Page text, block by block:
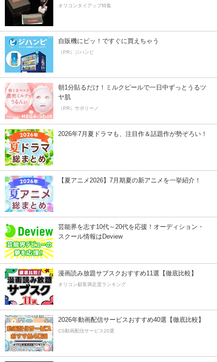
オリコンタイアップ特集
自販機にピッ！ですぐに買えちゃう
（PR）ジハンピ
朝1分貼るだけ！ミルクピールで一日中ずっとうるツ
ヤ肌
（PR）サボリーノ
2026年7月夏ドラマも、注目作＆話題作が勢ぞろい！
【夏アニメ2026】7月期夏の新アニメを一挙紹介！
芸能界を志す10代～20代を応援！オーディション・
スクール情報はDeview
漫画読み放題サブスクおすすめ11選【徹底比較】
オリコン顧客満足度ランキング
2026年動画配信サービスおすすめ40選【徹底比較】
CS動画配信サービス20選